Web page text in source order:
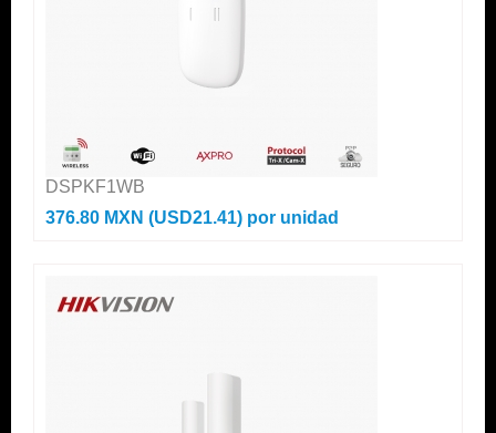
DSPKF1WB
376.80 MXN (USD21.41) por unidad